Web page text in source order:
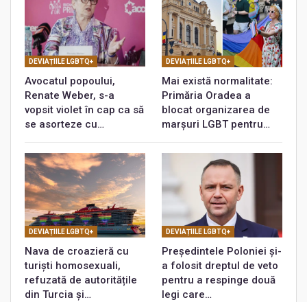
DEVIAȚIILE LGBTQ+
Avocatul popoului,
Renate Weber, s-a
vopsit violet în cap ca să
se asorteze cu…
DEVIAȚIILE LGBTQ+
Mai există normalitate:
Primăria Oradea a
blocat organizarea de
marșuri LGBT pentru…
DEVIAȚIILE LGBTQ+
Nava de croazieră cu
turiști homosexuali,
refuzată de autoritățile
din Turcia și…
DEVIAȚIILE LGBTQ+
Președintele Poloniei și-
a folosit dreptul de veto
pentru a respinge două
legi care…